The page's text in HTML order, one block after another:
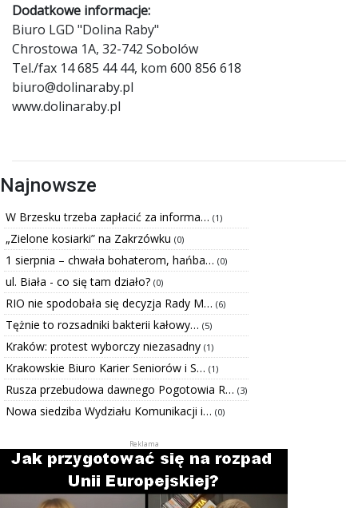
Dodatkowe informacje:
Biuro LGD "Dolina Raby"
Chrostowa 1A, 32-742 Sobolów
Tel./fax 14 685 44 44, kom 600 856 618
biuro@dolinaraby.pl
www.dolinaraby.pl
Najnowsze
W Brzesku trzeba zapłacić za informa… (1)
„Zielone kosiarki” na Zakrzówku (0)
1 sierpnia – chwała bohaterom, hańba… (0)
ul. Biała - co się tam działo? (0)
RIO nie spodobała się decyzja Rady M… (6)
Tężnie to rozsadniki bakterii kałowy… (5)
Kraków: protest wyborczy niezasadny (1)
Krakowskie Biuro Karier Seniorów i S… (1)
Rusza przebudowa dawnego Pogotowia R… (3)
Nowa siedziba Wydziału Komunikacji i… (0)